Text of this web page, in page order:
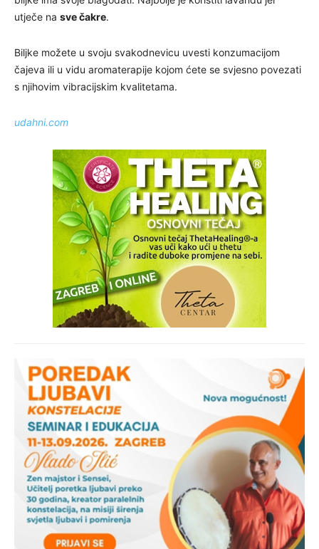
utječe na sve čakre.
Biljke možete u svoju svakodnevicu uvesti konzumacijom
čajeva ili u vidu aromaterapije kojom ćete se svjesno povezati
s njihovim vibracijskim kvalitetama.
udahni.com